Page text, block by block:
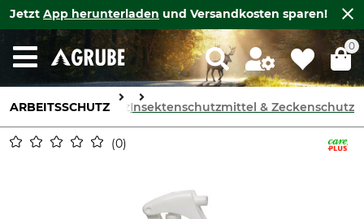
Jetzt App herunterladen und Versandkosten sparen!
0
ARBEITSSCHUTZ
HautschutzInsektenschutzmittel & Zeckenschutz
0